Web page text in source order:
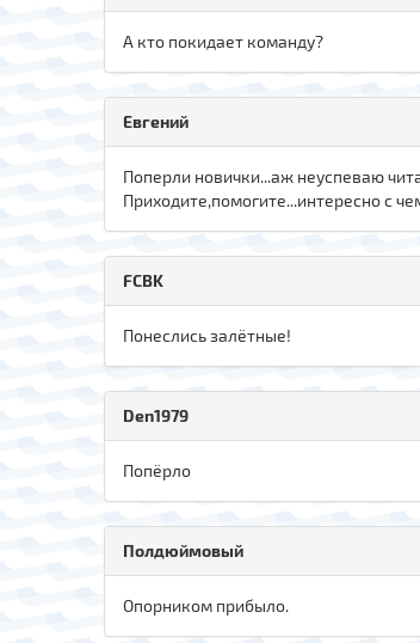
А кто покидает команду?
Евгений
Поперли новички...аж неуспеваю
Приходите,помогите...интересно с
FCBK
Понеслись залётные!
Den1979
Попёрло
Полдюймовый
Опорником прибыло.